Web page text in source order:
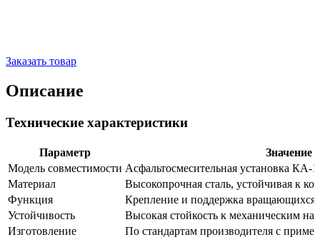
Заказать товар
Описание
Технические характеристики
Параметр
Значение
Модель совместимости Асфальтосмесительная установка КА-
Материал
Высокопрочная сталь, устойчивая к
Функция
Крепление и поддержка вращающихся
Устойчивость
Высокая стойкость к механическим
Изготовление
По стандартам производителя с